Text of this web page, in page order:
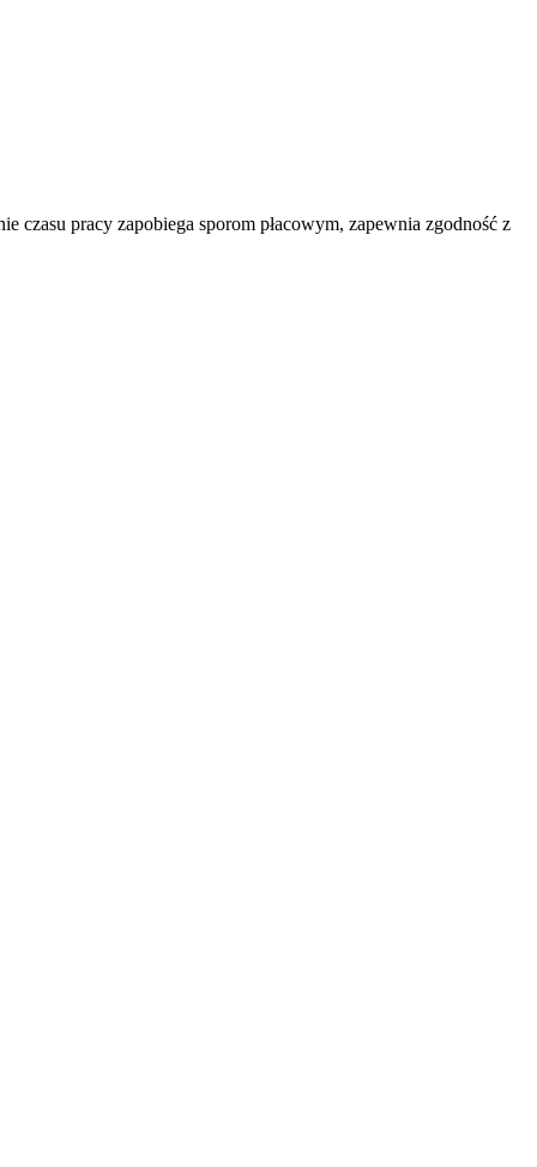
czasu pracy zapobiega sporom płacowym, zapewnia zgodność z